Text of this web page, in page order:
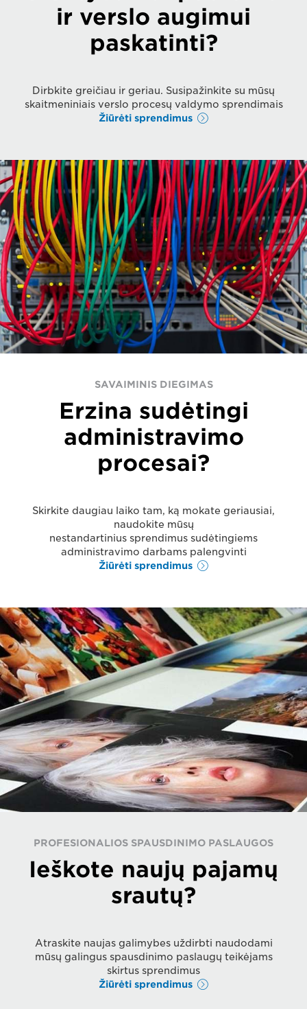
ir verslo augimui
paskatinti?
Dirbkite greičiau ir geriau. Susipažinkite su mūsų
skaitmeniniais verslo procesų valdymo sprendimais
Žiūrėti sprendimus
SAVAIMINIS DIEGIMAS
Erzina sudėtingi
administravimo
procesai?
Skirkite daugiau laiko tam, ką mokate geriausiai,
naudokite mūsų
nestandartinius sprendimus sudėtingiems
administravimo darbams palengvinti
Žiūrėti sprendimus
PROFESIONALIOS SPAUSDINIMO PASLAUGOS
Ieškote naujų pajamų
srautų?
Atraskite naujas galimybes uždirbti naudodami
mūsų galingus spausdinimo paslaugų teikėjams
skirtus sprendimus
Žiūrėti sprendimus